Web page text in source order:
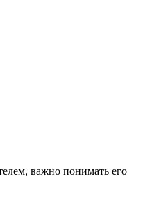
важно понимать его